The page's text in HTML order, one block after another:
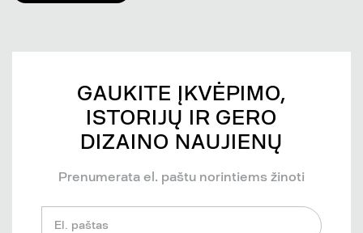
GAUKITE ĮKVĖPIMO,
ISTORIJŲ IR GERO
DIZAINO NAUJIENŲ
Prenumerata el. paštu norintiems žinoti
El. paštas